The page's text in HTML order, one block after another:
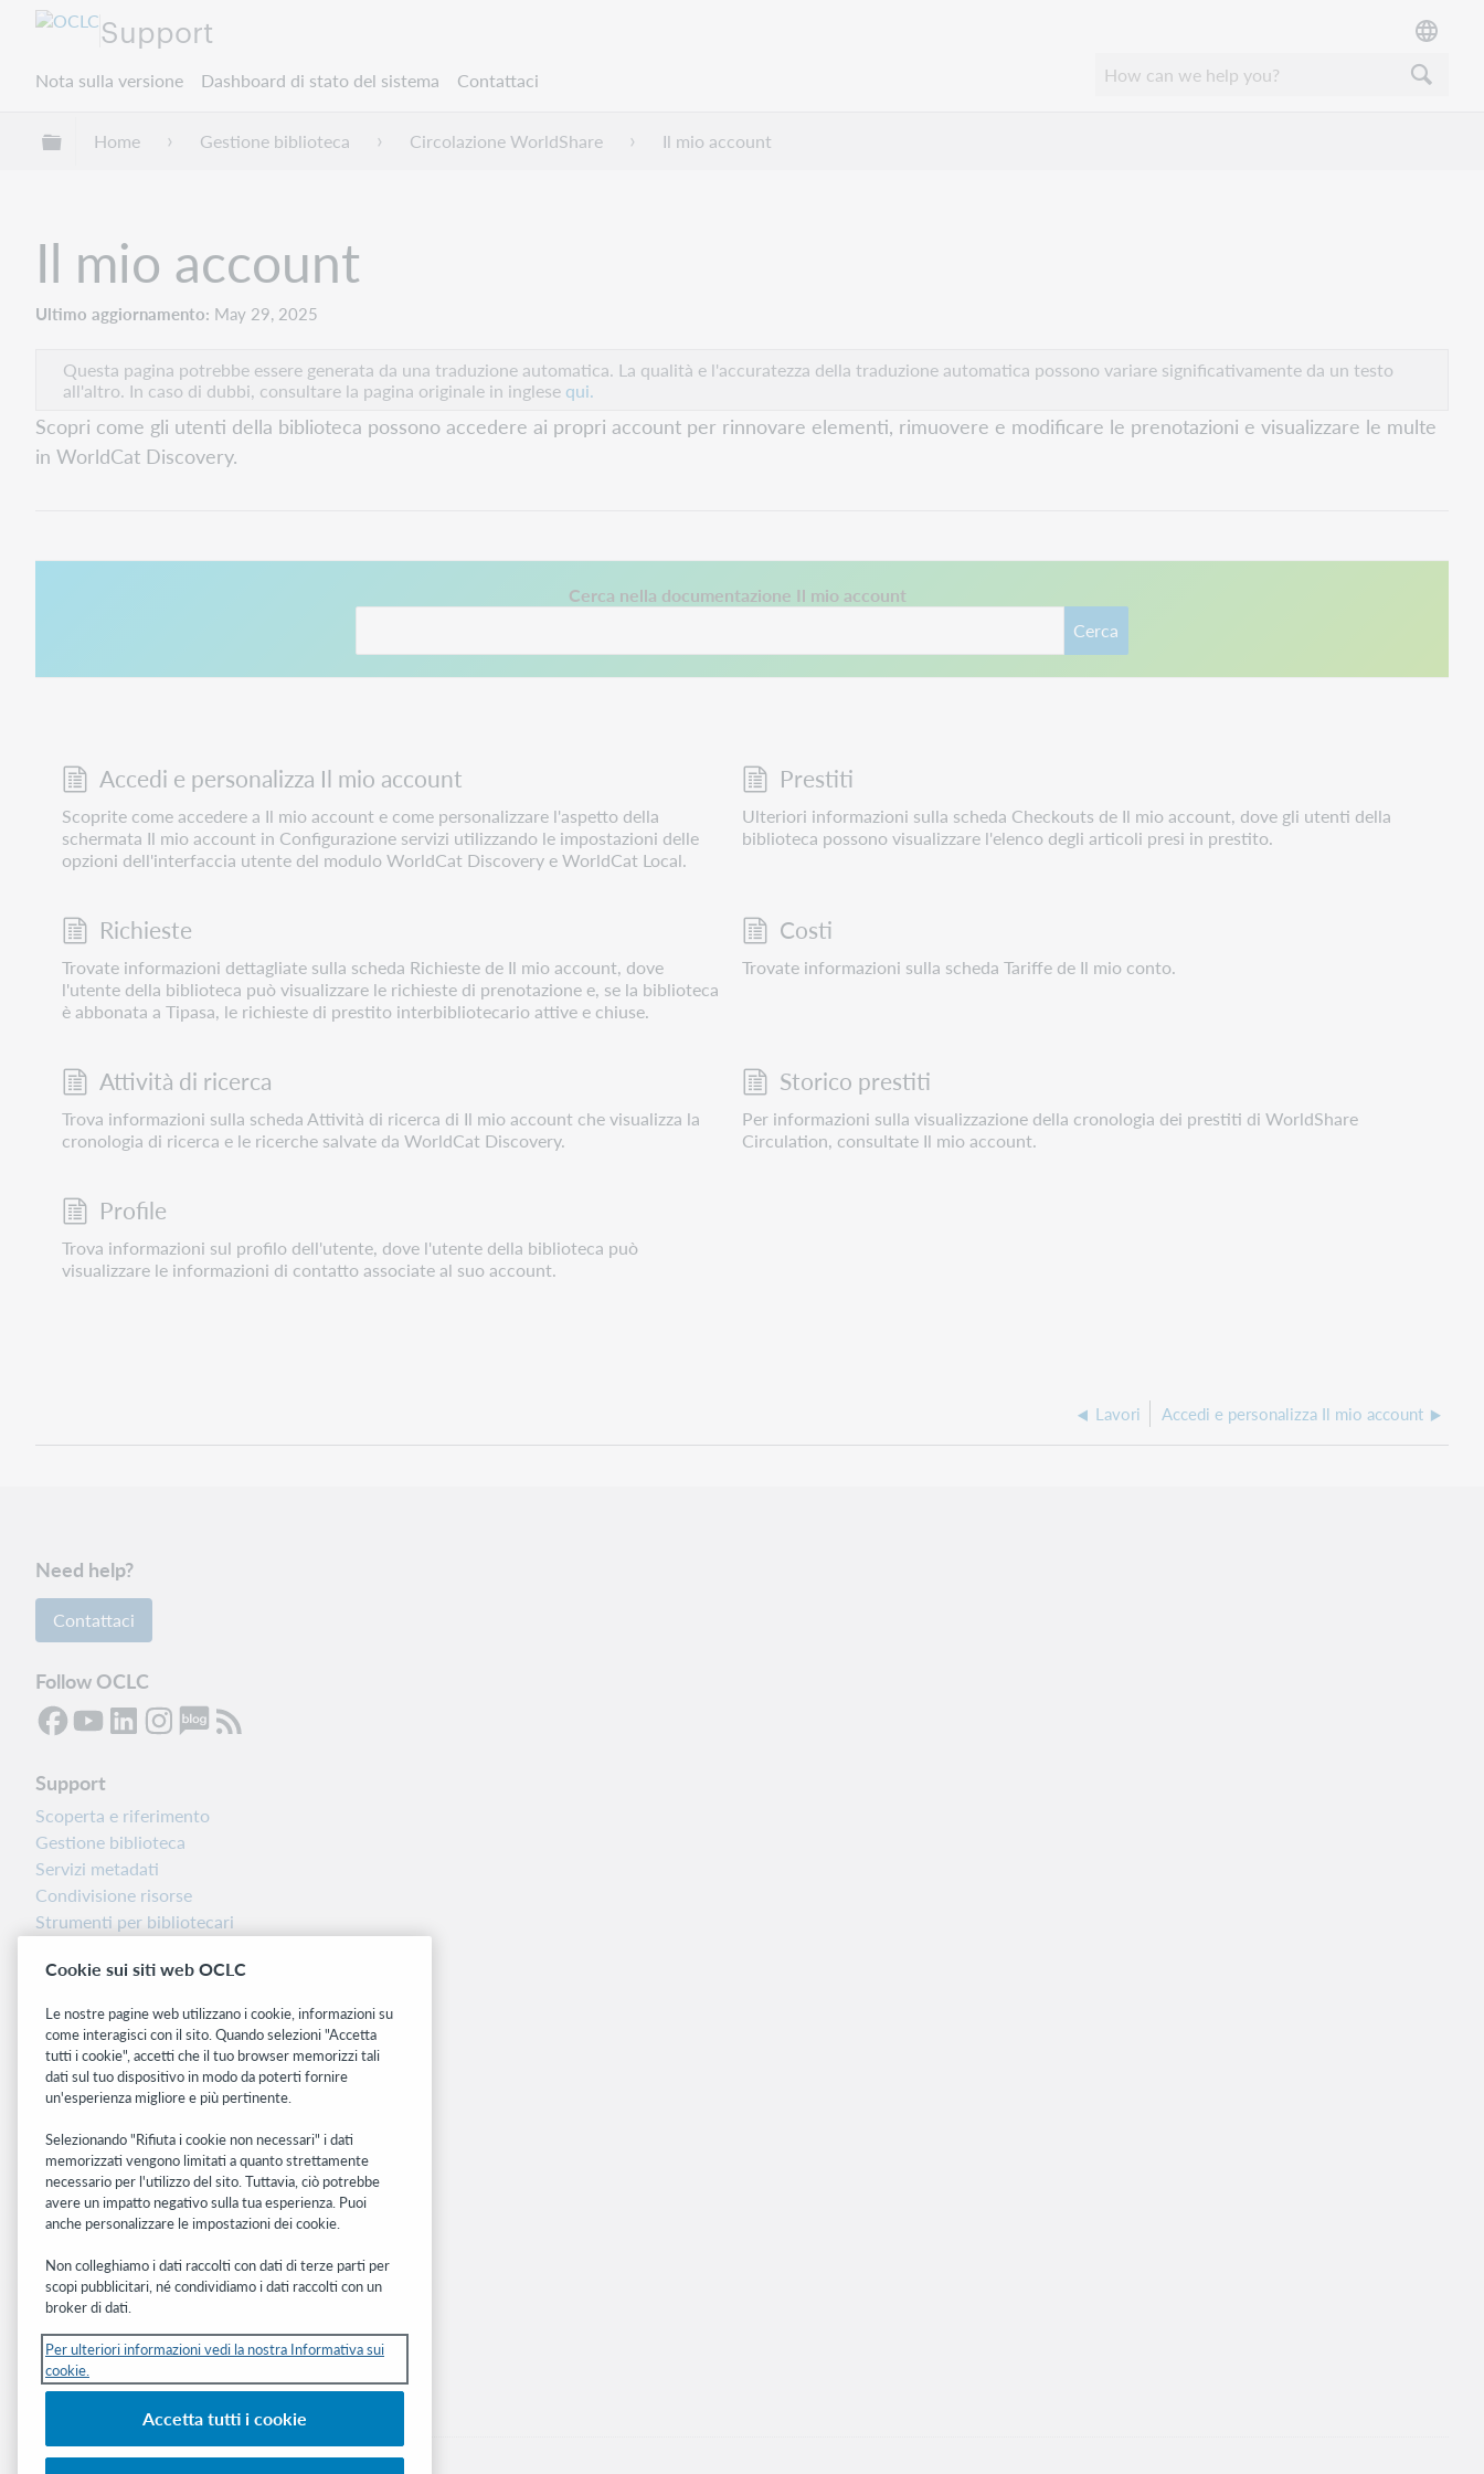
Support
Nota sulla versione Dashboard di stato del sistema Contattaci
Espandi/comprimi la gerarchia globale
Home Gestione biblioteca Circolazione WorldShare Il mio account
Il mio account
Ultimo aggiornamento May 29, 2025
Questa pagina potrebbe essere generata da una traduzione automatica. La qualità e l'accuratezza della traduzione automatica possono variare significativamente da un testo
all'altro. In caso di dubbi, consultare la pagina originale in inglese qui.
Scopri come gli utenti della biblioteca possono accedere ai propri account per rinnovare elementi, rimuovere e modificare le prenotazioni e visualizzare le multe
in WorldCat Discovery.
Cerca nella documentazione Il mio account
Cerca
Questo collegamento si apre in una nuova scheda.
Accedi e personalizza Il mio account
Scoprite come accedere a Il mio account e come personalizzare l'aspetto della
schermata Il mio account in Configurazione servizi utilizzando le impostazioni delle
opzioni dell'interfaccia utente del modulo WorldCat Discovery e WorldCat Local.
Prestiti
Ulteriori informazioni sulla scheda Checkouts de Il mio account, dove gli utenti della
biblioteca possono visualizzare l'elenco degli articoli presi in prestito.
Richieste
Trovate informazioni dettagliate sulla scheda Richieste de Il mio account, dove
l'utente della biblioteca può visualizzare le richieste di prenotazione e, se la biblioteca
è abbonata a Tipasa, le richieste di prestito interbibliotecario attive e chiuse.
Costi
Trovate informazioni sulla scheda Tariffe de Il mio conto.
Attività di ricerca
Trova informazioni sulla scheda Attività di ricerca di Il mio account che visualizza la
cronologia di ricerca e le ricerche salvate da WorldCat Discovery.
Storico prestiti
Per informazioni sulla visualizzazione della cronologia dei prestiti di WorldShare
Circulation, consultate Il mio account.
Profile
Trova informazioni sul profilo dell'utente, dove l'utente della biblioteca può
visualizzare le informazioni di contatto associate al suo account.
Lavori Accedi e personalizza Il mio account
Need help?
Contattaci
Follow OCLC
Support
Scoperta e riferimento
Gestione biblioteca
Servizi metadati
Condivisione risorse
Strumenti per bibliotecari
Dashboard di stato del sistema
Siti correlati
OCLC.org
BibFormats
Community
Ricerca
WebJunction
Rete sviluppatori
Ricevi gli ultimi aggiornamenti di prodotti,
ricerche, eventi e molto altro direttamente
nella tua casella di posta.
Subscribe now
Cookie sui siti web OCLC
Le nostre pagine web utilizzano i cookie, informazioni su
come interagisci con il sito. Quando selezioni "Accetta
tutti i cookie", accetti che il tuo browser memorizzi tali
dati sul tuo dispositivo in modo da poterti fornire
un'esperienza migliore e più pertinente.
Selezionando "Rifiuta i cookie non necessari" i dati
memorizzati vengono limitati a quanto strettamente
necessario per l'utilizzo del sito. Tuttavia, ciò potrebbe
avere un impatto negativo sulla tua esperienza. Puoi
anche personalizzare le impostazioni dei cookie.
Non colleghiamo i dati raccolti con dati di terze parti per
scopi pubblicitari, né condividiamo i dati raccolti con un
broker di dati.
Per ulteriori informazioni vedi la nostra Informativa sui
cookie.
Accetta tutti i cookie